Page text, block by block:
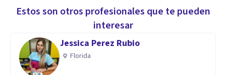
encuentren en situación de crisis debido a alguna
problemática emocional ocasionada por el consumo de
sustancias o de actividades denominadas como adictivas.
cuanto con más de quince años de experiencia trabajando
con adolescentes y sus familias en el ámbito de la justicia
Estos son otros profesionales que te pueden
interesar
Jessica Perez Rubio
Florida